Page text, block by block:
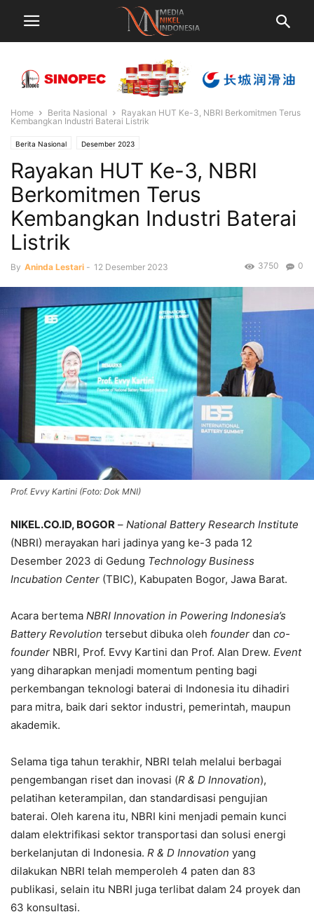
Home Berita Nasional
Rayakan HUT Ke-3, NBRI Berkomitmen Terus
Kembangkan Industri Baterai Listrik
Berita Nasional Desember 2023
Rayakan HUT Ke-3, NBRI
Berkomitmen Terus
Kembangkan Industri Baterai
Listrik
By Aninda Lestari - 12 Desember 2023 0
3750
Prof. Evvy Kartini (Foto: Dok MNI)
NIKEL.CO.ID, BOGOR – National Battery Research Institute
(NBRI) merayakan hari jadinya yang ke-3 pada 12
Desember 2023 di Gedung Technology Business
Incubation Center (TBIC), Kabupaten Bogor, Jawa Barat.
Acara bertema NBRI Innovation in Powering Indonesia’s
Battery Revolution tersebut dibuka oleh founder dan co-
founder NBRI, Prof. Evvy Kartini dan Prof. Alan Drew. Event
yang diharapkan menjadi momentum penting bagi
perkembangan teknologi baterai di Indonesia itu dihadiri
para mitra, baik dari sektor industri, pemerintah, maupun
akademik.
Selama tiga tahun terakhir, NBRI telah melalui berbagai
pengembangan riset dan inovasi (R & D Innovation),
pelatihan keterampilan, dan standardisasi pengujian
baterai. Oleh karena itu, NBRI kini menjadi pemain kunci
dalam elektrifikasi sektor transportasi dan solusi energi
berkelanjutan di Indonesia. R & D Innovation yang
dilakukan NBRI telah memperoleh 4 paten dan 83
publikasi, selain itu NBRI juga terlibat dalam 24 proyek dan
63 konsultasi.